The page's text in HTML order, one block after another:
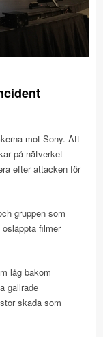
mot Sony. Att
på nätverket
efter attacken för
gruppen som
filmer
låg bakom
gallrade
skada som